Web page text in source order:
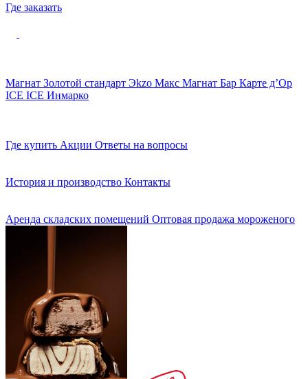
Где заказать
Магнат Золотой стандарт Эkzо Макс Магнат Бар Карте д’Ор
ICE ICE Инмарко
Где купить Акции Ответы на вопросы
История и производство Контакты
Аренда складских помещений Оптовая продажа мороженого